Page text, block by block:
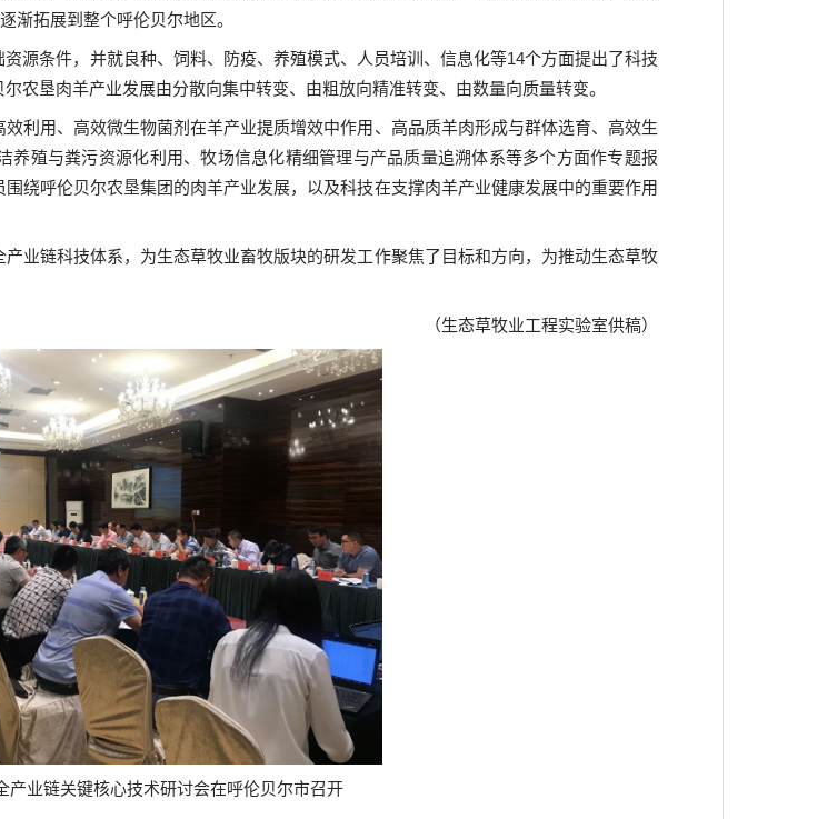
渐拓展到整个呼伦贝尔地区。
源条件，并就良种、饲料、防疫、养殖模式、人员培训、信息化等14个方面提出了科技
农垦肉羊产业发展由分散向集中转变、由粗放向精准转变、由数量向质量转变。
利用、高效微生物菌剂在羊产业提质增效中作用、高品质羊肉形成与群体选育、高效生
殖与粪污资源化利用、牧场信息化精细管理与产品质量追溯体系等多个方面作专题报
绕呼伦贝尔农垦集团的肉羊产业发展，以及科技在支撑肉羊产业健康发展中的重要作用
业链科技体系，为生态草牧业畜牧版块的研发工作聚焦了目标和方向，为推动生态草牧
（生态草牧业工程实验室供稿）
产业链关键核心技术研讨会在呼伦贝尔市召开